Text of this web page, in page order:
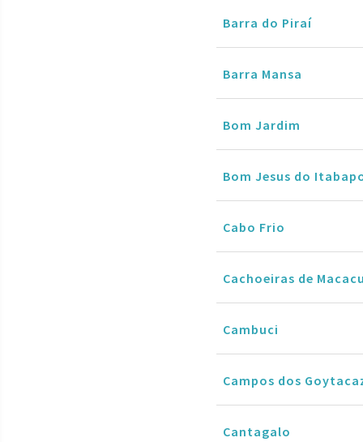
Barra do Piraí
Barra Mansa
Bom Jardim
Bom Jesus do
Cabo Frio
Cachoeiras de Macacu
Cambuci
Campos dos
Cantagalo